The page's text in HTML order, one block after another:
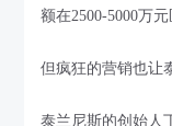
额在2500-5000万
但疯狂的营销也让
泰兰尼斯的创始人